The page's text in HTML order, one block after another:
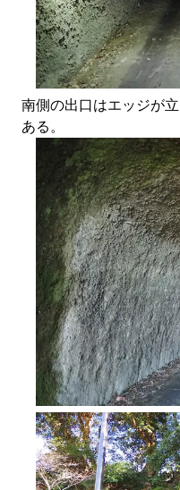
南側の出口はエッジが
ある。